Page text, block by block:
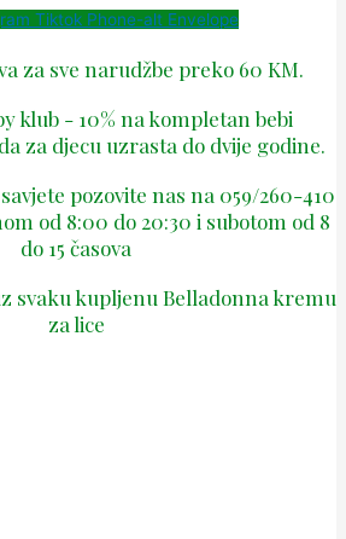
Tiktok Phone-alt Envelope
za sve narudžbe preko 60 KM.
klub - 10% na kompletan bebi
za djecu uzrasta do dvije godine.
pozovite nas na 059/260-410
od 8:00 do 20:30 i subotom od 8
do 15 časova
svaku kupljenu Belladonna kremu
za lice